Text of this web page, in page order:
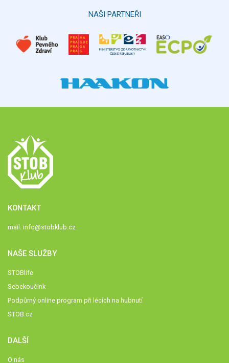
NAŠI PARTNEŘI
KONTAKT
mail: info@stobklub.cz
NAŠE SLUŽBY
STOBlife
Sebekoučink
Podpůrný online program při lécích na hubnutí
STOB.cz
DALŠÍ
O nás